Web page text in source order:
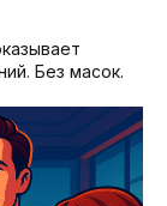
Без масок.